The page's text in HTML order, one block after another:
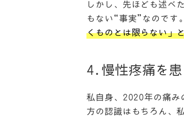
しかし、先ほども述べ
もない“事実”なのです
くものとは限らない」
4.慢性疼痛を
私自身、2020年の痛み
方の認識はもちろん、